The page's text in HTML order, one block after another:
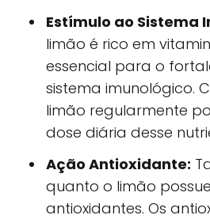
Estímulo ao Sistema
limão é rico em
essencial para o
sistema imunológico.
limão regularmente
dose diária desse
Ação Antioxidante:
quanto o limão
antioxidantes. Os